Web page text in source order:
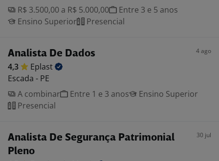
R$ 3.500,00 a R$ 5.000,00
Entre 3 e 5 anos
Ensino Superior
Presencial
Analista De Dados 4 ago
4,3
Eplast
Escada - PE
A combinar
Entre 1 e 3 anos
Ensino Superior
Presencial
Analista De Segurança Patrimonial
Pleno
30 jul